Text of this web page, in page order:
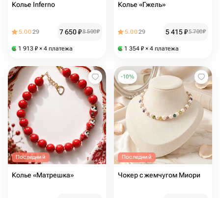
Колье Inferno
5.0029 7 650₽8 500₽
1 913 ₽ × 4 платежа
Колье «Гжель»
5.0029 5 415₽5 700₽
1 354 ₽ × 4 платежа
Последний
Колье «Матрешка»
-10%
Последний
Чокер с жемчугом Миори